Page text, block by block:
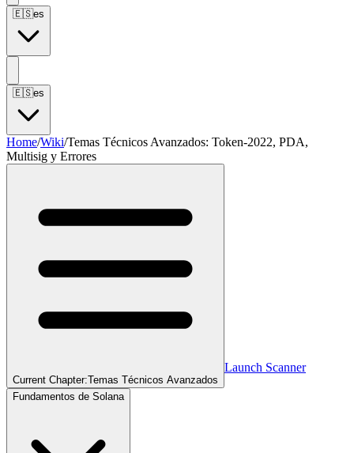
🇪🇸es
🇪🇸es
Home/Wiki/Temas Técnicos Avanzados: Token-2022, PDA,
Multisig y Errores
Current Chapter:Temas Técnicos Avanzados
Launch Scanner
Fundamentos de Solana